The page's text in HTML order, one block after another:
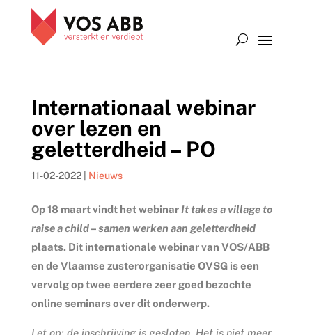
Internationaal webinar
over lezen en
geletterdheid – PO
11-02-2022| Nieuws
Op 18 maart vindt het webinar It takes a village to
raise a child–samen werken aan geletterdheid
plaats. Dit internationale webinar van VOS/ABB
en de Vlaamse zusterorganisatie OVSG is een
vervolg op twee eerdere zeer goed bezochte
online seminars over dit onderwerp.
Let op: de inschrijving is gesloten. Het is niet meer